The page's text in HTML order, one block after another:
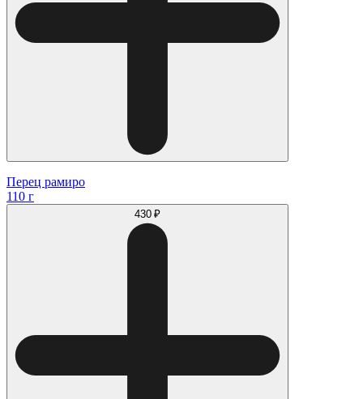
Перец рамиро
110 г
430 ₽